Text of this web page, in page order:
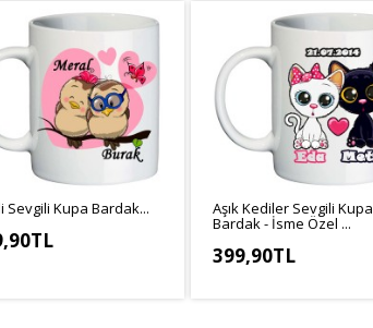
Sevgili Kupa Bardak... Aşık Kediler Sevgili Kupa
Bardak - İsme Özel ...
399,90TL